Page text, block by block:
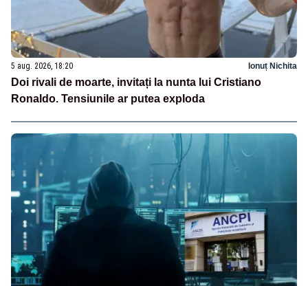
5 aug. 2026, 18:20 Ionuț Nichita
Doi rivali de moarte, invitați la nunta lui Cristiano
Ronaldo. Tensiunile ar putea exploda